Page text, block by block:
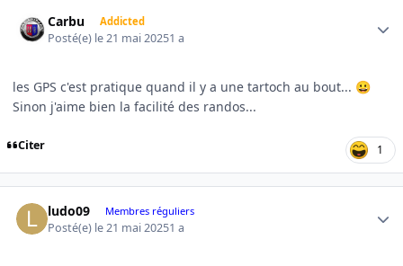
Carbu Addicted
Posté(e) le 21 mai 20251 a
les GPS c'est pratique quand il y a une tartoch au bout... 😀
Sinon j'aime bien la facilité des randos...
Citer 1
ludo09 Membres réguliers
Posté(e) le 21 mai 20251 a